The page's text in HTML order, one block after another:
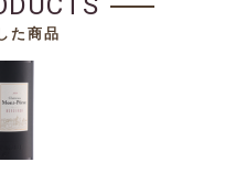
た商品